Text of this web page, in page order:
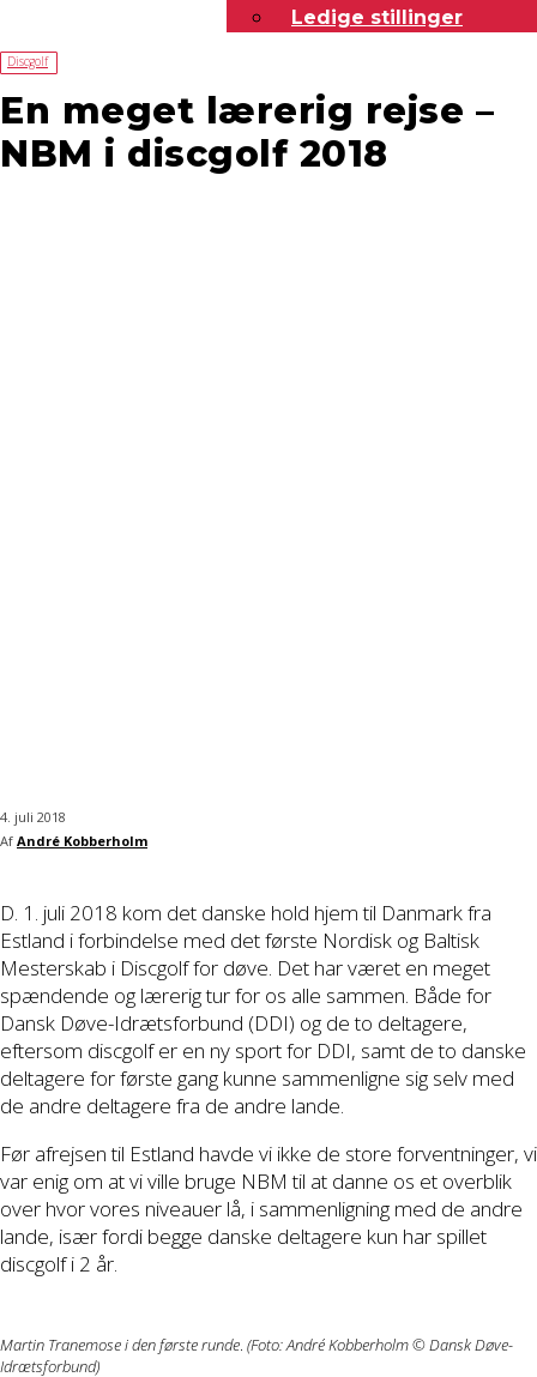
Ledige stillinger
Discgolf
En meget lærerig rejse –
NBM i discgolf 2018
4. juli 2018
Af André Kobberholm
D. 1. juli 2018 kom det danske hold hjem til Danmark fra
Estland i forbindelse med det første Nordisk og Baltisk
Mesterskab i Discgolf for døve. Det har været en meget
spændende og lærerig tur for os alle sammen. Både for
Dansk Døve-Idrætsforbund (DDI) og de to deltagere,
eftersom discgolf er en ny sport for DDI, samt de to danske
deltagere for første gang kunne sammenligne sig selv med
de andre deltagere fra de andre lande.
Før afrejsen til Estland havde vi ikke de store forventninger, vi
var enig om at vi ville bruge NBM til at danne os et overblik
over hvor vores niveauer lå, i sammenligning med de andre
lande, især fordi begge danske deltagere kun har spillet
discgolf i 2 år.
Martin Tranemose i den første runde (Foto: André Kobberholm © Dansk Døve-
Idrætsforbund)